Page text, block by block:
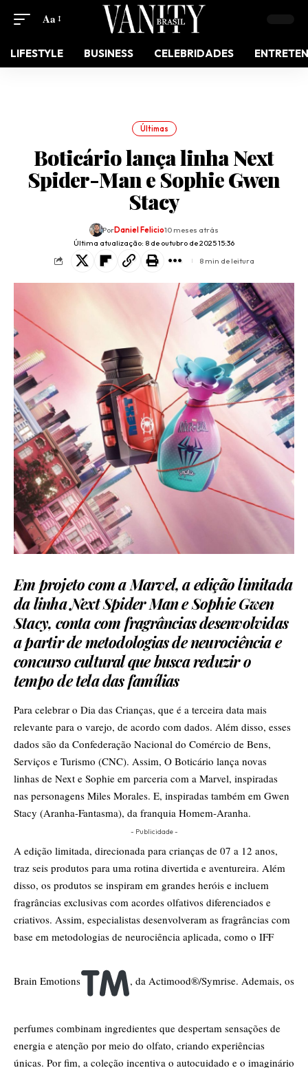
Aa
LIFESTYLE BUSINESS CELEBRIDADES
Últimas
Boticário lança linha Next
Spider-Man e Sophie Gwen
Stacy
Última atualização: 8 de outubro de 2025 15:36
PorDaniel Felicio10 meses atrás
8 min de leitura
Em projeto com a Marvel, a edição limitada
da linha Next Spider Man e Sophie Gwen
Stacy, conta com fragrâncias desenvolvidas
a partir de metodologias de neurociência e
concurso cultural que busca reduzir o
tempo de tela das famílias
Para celebrar o Dia das Crianças, que é a terceira data mais
relevante para o varejo, de acordo com dados. Além disso, esses
dados são da Confederação Nacional do Comércio de Bens,
Serviços e Turismo (CNC). Assim, O Boticário lança novas
linhas de Next e Sophie em parceria com a Marvel, inspiradas
nas personagens Miles Morales. E, inspiradas também em Gwen
Stacy (Aranha-Fantasma), da franquia Homem-Aranha.
- Publicidade -
A edição limitada, direcionada para crianças de 07 a 12 anos,
traz seis produtos para uma rotina divertida e aventureira. Além
disso, os produtos se inspiram em grandes heróis e incluem
fragrâncias exclusivas com acordes olfativos diferenciados e
criativos. Assim, especialistas desenvolveram as fragrâncias com
base em metodologias de neurociência aplicada, como o IFF
Brain Emotions , da Actimood®/Symrise. Ademais, os
perfumes combinam ingredientes que despertam sensações de
energia e atenção por meio do olfato, criando experiências
únicas. Por fim, a coleção incentiva o autocuidado e o imaginário